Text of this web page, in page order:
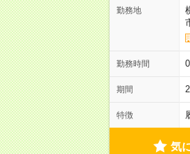
勤務地
勤務時間
期間
特徴
気